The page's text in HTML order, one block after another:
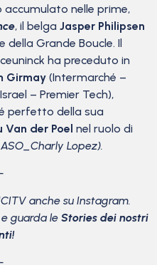
nelle prime,
, il belga Jasper Philipsen
della Grande Boucle. Il
ha preceduto in
Girmay (Intermarché –
– Premier Tech),
perfetto della sua
Van der Poel nel ruolo di
Lopez).
anche su Instagram.
guarda le Stories dei nostri